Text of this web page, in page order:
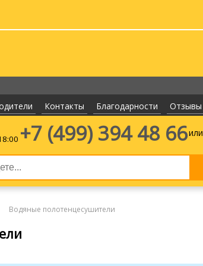
Контакты Благодарности Отзывы
+7 (499) 394 48 66или
Водяные полотенцесушители